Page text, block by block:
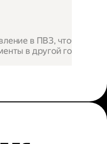
в ПВЗ, чтобы
в другой город